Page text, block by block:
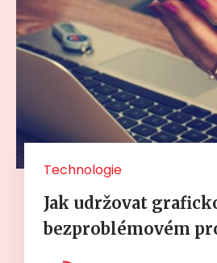
Technologie
Jak udržovat
bezproblémovém